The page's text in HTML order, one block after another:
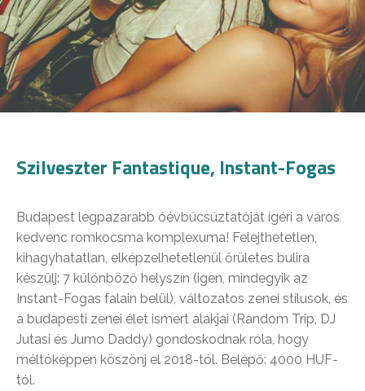
Szilveszter Fantastique, Instant-Fogas
Budapest legpazarabb óévbúcsúztatóját ígéri a város
kedvenc romkocsma komplexuma! Felejthetetlen,
kihagyhatatlan, elképzelhetetlenül őrületes bulira
készülj: 7 különböző helyszín (igen, mindegyik az
Instant-Fogas falain belül), változatos zenei stílusok, és
a budapesti zenei élet ismert alakjai (Random Trip, DJ
Jutasi és Jumo Daddy) gondoskodnak róla, hogy
méltóképpen köszönj el 2018-tól. Belépő: 4000 HUF-
tól.